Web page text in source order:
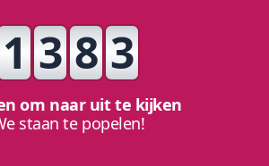
1 3 8 3
om naar uit te kijken
staan te popelen!